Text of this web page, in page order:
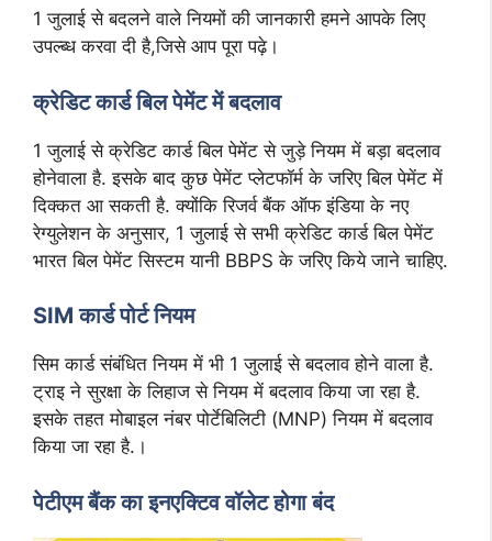
1 जुलाई से बदलने वाले नियमों की जानकारी हमने आपके लिए
उपल्ब्ध करवा दी है,जिसे आप पूरा पढ़े।
क्रेडिट कार्ड बिल पेमेंट में बदलाव
1 जुलाई से क्रेडिट कार्ड बिल पेमेंट से जुड़े नियम में बड़ा बदलाव
होनेवाला है. इसके बाद कुछ पेमेंट प्लेटफॉर्म के जरिए बिल पेमेंट में
दिक्कत आ सकती है. क्योंकि रिजर्व बैंक ऑफ इंडिया के नए
रेग्युलेशन के अनुसार, 1 जुलाई से सभी क्रेडिट कार्ड बिल पेमेंट
भारत बिल पेमेंट सिस्टम यानी BBPS के जरिए किये जाने चाहिए.
SIM कार्ड पोर्ट नियम
सिम कार्ड संबंधित नियम में भी 1 जुलाई से बदलाव होने वाला है.
ट्राइ ने सुरक्षा के लिहाज से नियम में बदलाव किया जा रहा है.
इसके तहत मोबाइल नंबर पोर्टेबिलिटी (MNP) नियम में बदलाव
किया जा रहा है.।
पेटीएम बैंक का इनएक्टिव वॉलेट होगा बंद